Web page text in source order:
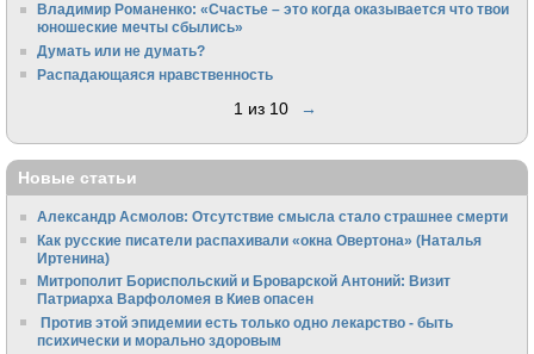
Владимир Романенко: «Счастье – это когда оказывается что твои
юношеские мечты сбылись»
Думать или не думать?
Распадающаяся нравственность
1 из 10 →
Новые статьи
Александр Асмолов: Отсутствие смысла стало страшнее смерти
Как русские писатели распахивали «окна Овертона» (Наталья
Иртенина)
Митрополит Бориспольский и Броварской Антоний: Визит
Патриарха Варфоломея в Киев опасен
Против этой эпидемии есть только одно лекарство - быть
психически и морально здоровым